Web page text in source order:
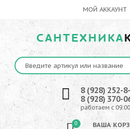
МОЙ АККАУНТ
САНТЕХНИКА
8 (928) 252-
8 (928) 370-
работаем с
0 ВАША